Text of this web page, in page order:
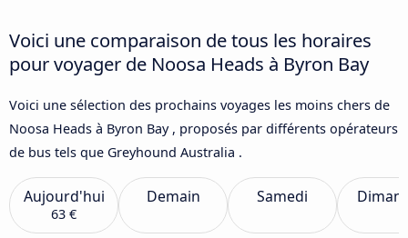
Voici une comparaison de tous les horaires
pour voyager de Noosa Heads à Byron Bay
Voici une sélection des prochains voyages les moins chers de
Noosa Heads à Byron Bay , proposés par différents opérateurs
de bus tels que Greyhound Australia .
Aujourd'hui
63 €
Demain Samedi